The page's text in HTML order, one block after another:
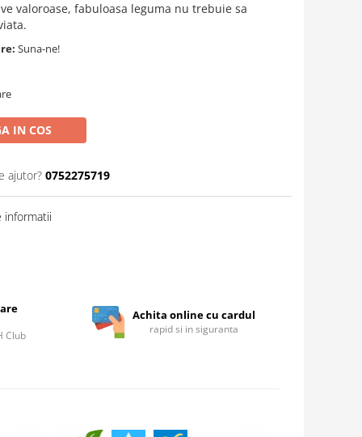
valoroase, fabuloasa leguma nu trebuie sa
Suna-ne!
IN COS
ajutor? 0752275719
informatii
Club
Achita online cu cardul
rapid si in siguranta